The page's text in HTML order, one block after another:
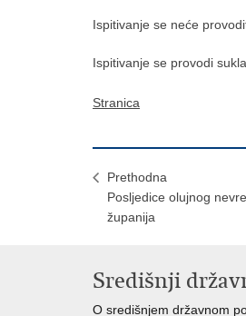
Ispitivanje se neće
Ispitivanje se provodi
Stranica
Prethodna
Posljedice olujnog
županija
Središnji
O središnjem državnom